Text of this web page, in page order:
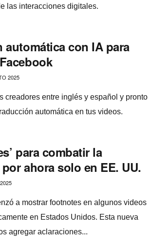
las interacciones digitales.
con IA para
2025
creadores entre inglés y español y pronto
automática en tus videos.
para combatir la
ahora solo en EE. UU.
a mostrar footnotes en algunos videos
en Estados Unidos. Esta nueva
agregar aclaraciones...